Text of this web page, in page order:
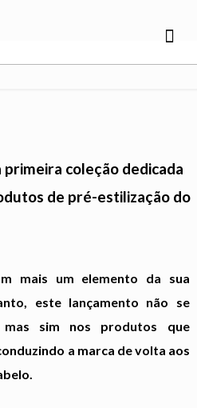
primeira coleção dedicada
de pré-estilização do
mais um elemento da sua
este lançamento não se
sim nos produtos que
a marca de volta aos